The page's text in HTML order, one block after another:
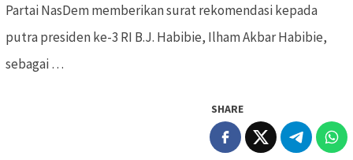
Partai NasDem memberikan surat rekomendasi kepada
putra presiden ke-3 RI B.J. Habibie, Ilham Akbar Habibie,
sebagai …
SHARE